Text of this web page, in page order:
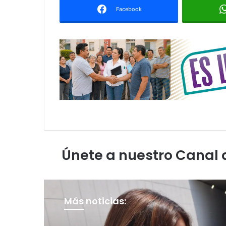
Facebook
Únete a nuestro Canal
Más noticias: